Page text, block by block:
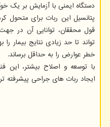
دستگاه ایمنی با آزمایش بر یک
پتانسیل این ربات برای متحول
قول محققان، توانایی آن در
تواند تا حد زیادی نتایج بیمار
خطر عوارض را به حداقل برساند.
با توسعه و اصلاح بیشتر، این
ایجاد ربات های جراحی پیشرفته